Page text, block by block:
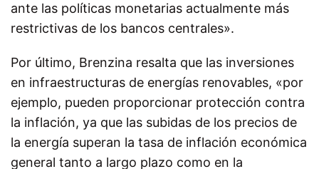
ante las políticas monetarias actualmente más
restrictivas de los bancos centrales».
Por último, Brenzina resalta que las inversiones
en infraestructuras de energías renovables, «por
ejemplo, pueden proporcionar protección contra
la inflación, ya que las subidas de los precios de
la energía superan la tasa de inflación económica
general tanto a largo plazo como en la